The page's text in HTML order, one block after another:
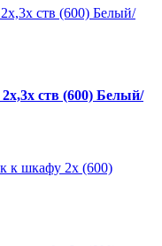
ств (600) Белый/